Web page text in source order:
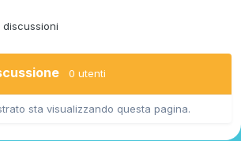
discussioni
0 utenti
sta visualizzando questa pagina.